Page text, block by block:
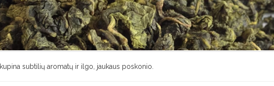
subtilių aromatų ir ilgo, jaukaus poskonio.